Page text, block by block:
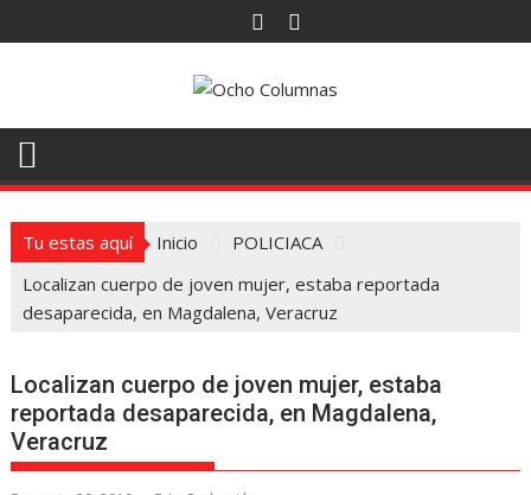
al
Tu estas aquí Inicio
POLICIACA
Localizan cuerpo de joven mujer, estaba reportada
desaparecida, en Magdalena, Veracruz
Localizan cuerpo de joven mujer, estaba
reportada desaparecida, en Magdalena,
Veracruz